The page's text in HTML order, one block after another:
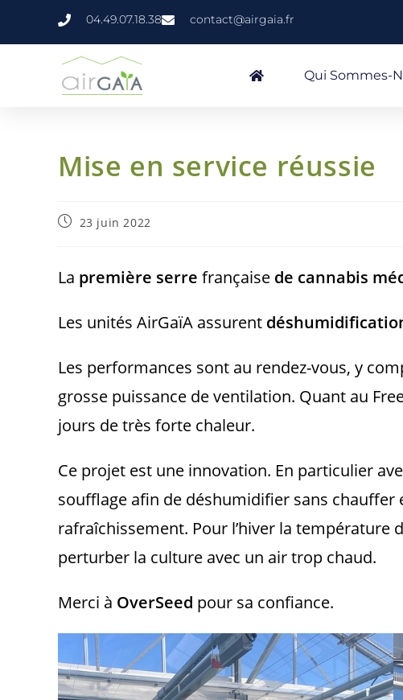
04.49.07.18.38 contact@airgaia.fr
Qui Sommes-
Mise en service réussie
23 juin 2022
La première serre française de cannabis
Les unités AirGaïA assurent
Les performances sont au rendez-vous, y
grosse puissance de ventilation. Quant au
jours de très forte chaleur.
Ce projet est une innovation. En particulier
soufflage afin de déshumidifier sans chauffer
rafraîchissement. Pour l’hiver la température
perturber la culture avec un air trop chaud.
Merci à OverSeed pour sa confiance.